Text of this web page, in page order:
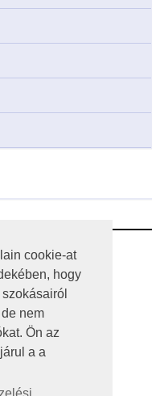
cookie-at
hogy
nem
Ön az
a a